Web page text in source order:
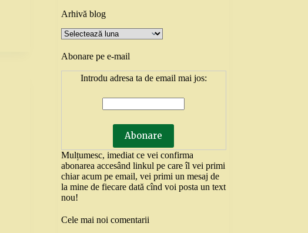
Arhivă blog
Arhivă
blog
Abonare pe e-mail
Introdu adresa ta de email mai jos:
Mulțumesc, imediat ce vei confirma
abonarea accesând linkul pe care îl vei primi
chiar acum pe email, vei primi un mesaj de
la mine de fiecare dată cînd voi posta un text
nou!
Cele mai noi comentarii